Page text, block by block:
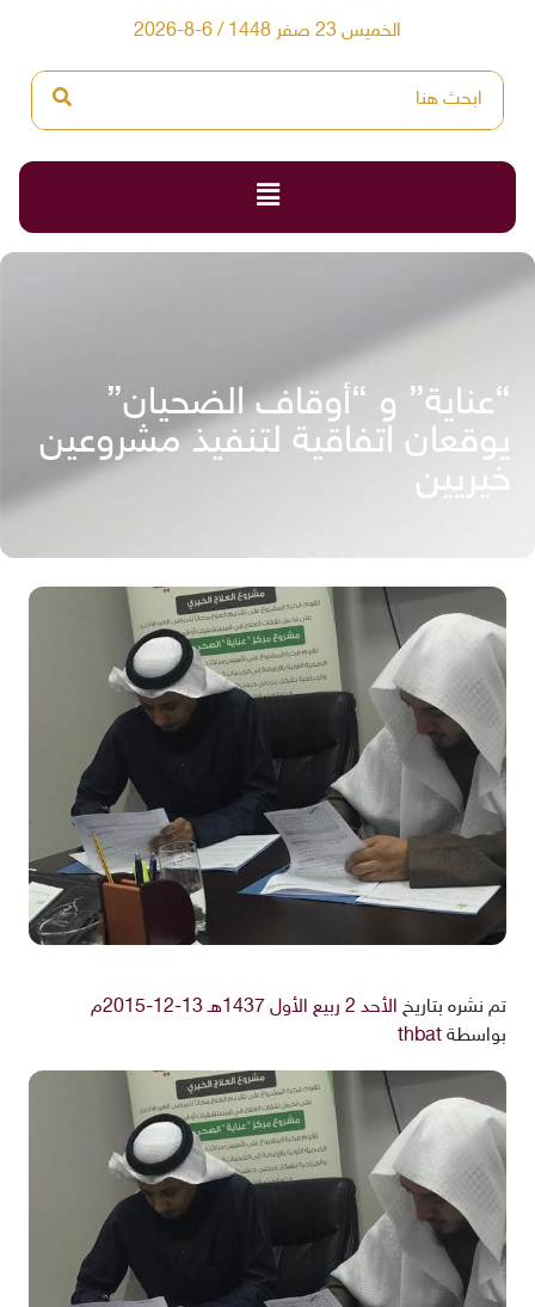
الخميس 23 صفر 1448 / 6-8-2026
“عناية” و “أوقاف الضحيان”
يوقعان اتفاقية لتنفيذ مشروعين
خيريين
تم نشره بتاريخ الأحد 2 ربيع الأول 1437هـ 13-12-2015م
بواسطة thbat